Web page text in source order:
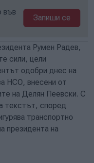
във
Запиши се
Румен Радев,
сили, цели
одобри днес на
НСО, внесени от
на Делян Пеевски. С
текстът, според
транспортно
президента на